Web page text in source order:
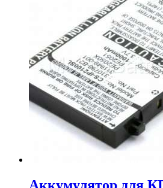
Аккумулятор для